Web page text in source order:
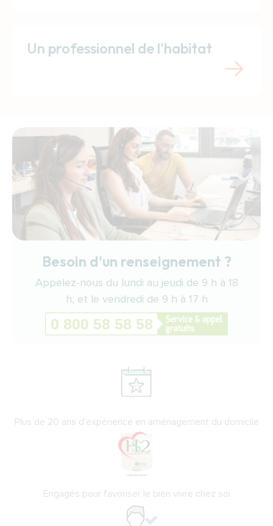
Un professionnel de l'habitat
Besoin d'un renseignement ?
Appelez-nous du lundi au jeudi de 9 h à 18
h, et le vendredi de 9 h à 17 h
Plus de 20 ans d'expérience en aménagement du domicile
Engagés pour favoriser le bien vivre chez soi